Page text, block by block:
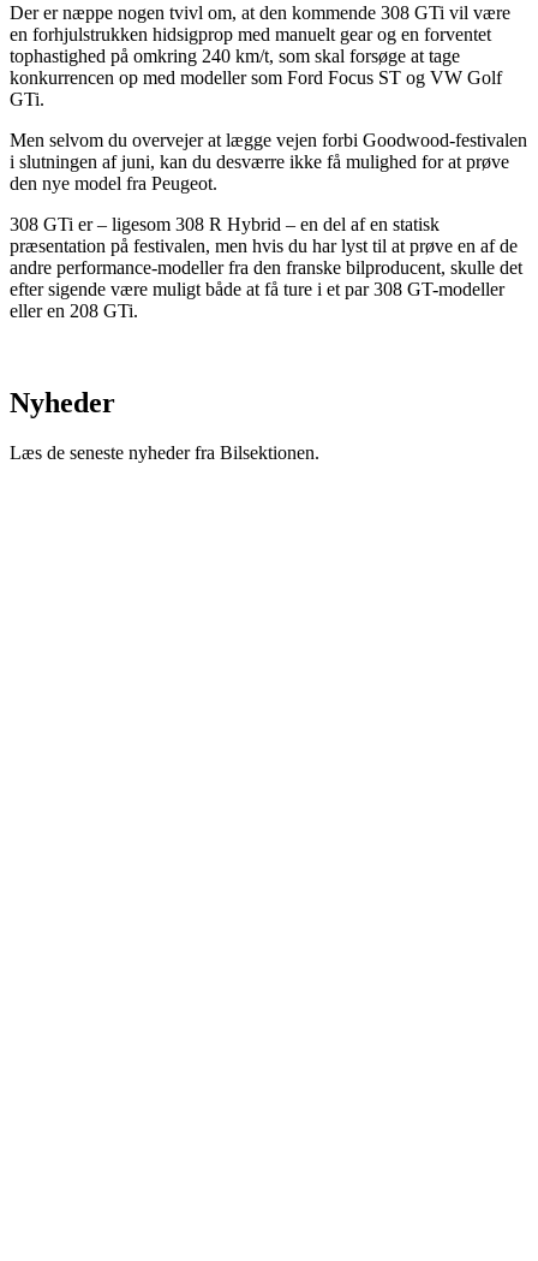
Der er næppe nogen tvivl om, at den kommende 308 GTi vil være
en forhjulstrukken hidsigprop med manuelt gear og en forventet
tophastighed på omkring 240 km/t, som skal forsøge at tage
konkurrencen op med modeller som Ford Focus ST og VW Golf
GTi.
Men selvom du overvejer at lægge vejen forbi Goodwood-festivalen
i slutningen af juni, kan du desværre ikke få mulighed for at prøve
den nye model fra Peugeot.
308 GTi er – ligesom 308 R Hybrid – en del af en statisk
præsentation på festivalen, men hvis du har lyst til at prøve en af de
andre performance-modeller fra den franske bilproducent, skulle det
efter sigende være muligt både at få ture i et par 308 GT-modeller
eller en 208 GTi.
Nyheder
Læs de seneste nyheder fra Bilsektionen.